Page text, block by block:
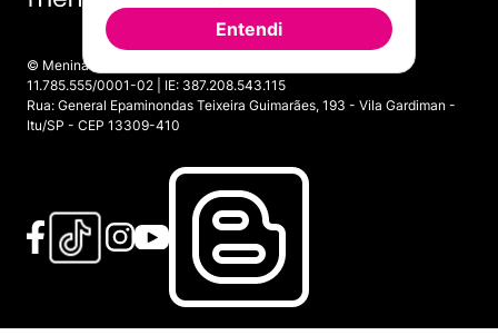
© Menina Shoes Comércio de Modas Eireli - EPP CNPJ:
11.785.555/0001-02 | IE: 387.208.543.115
Rua: General Epaminondas Teixeira Guimarães, 193 - Vila Gardiman -
Itu/SP - CEP 13309-410
Entendi